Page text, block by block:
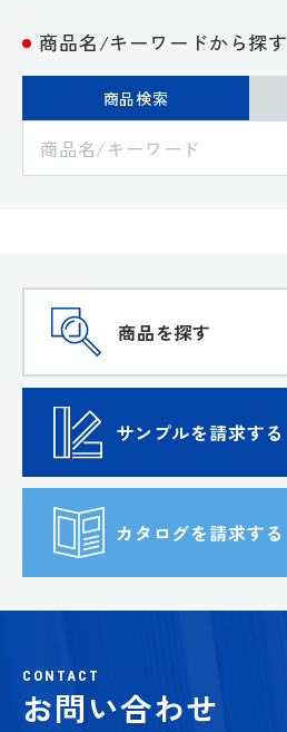
商品名/キーワードから探す
商品検索
商品を探す
サンプルを請求する
カタログを請求する
CONTACT
お問い合わせ